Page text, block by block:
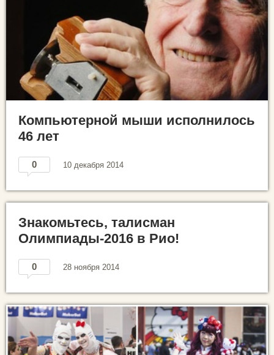
Компьютерной мыши исполнилось
46 лет
0 10 декабря 2014
Знакомьтесь, талисман
Олимпиады-2016 в Рио!
0 28 ноября 2014